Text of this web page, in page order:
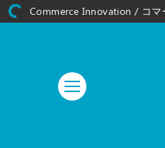
Commerce Innovation / コマ